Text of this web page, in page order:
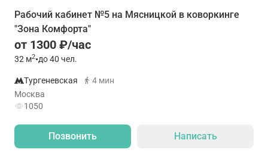
Рабочий кабинет №5 на Мясницкой в коворкинге
"Зона Комфорта"
от 1300 ₽/час
32 м2•до 40 чел.
Тургеневская
4 мин
Москва
1050
Позвонить Написать